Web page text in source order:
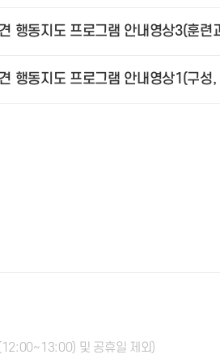
행동지도 프로그램 안내영상3(훈련
행동지도 프로그램 안내영상1(구성,
및 공휴일 제외)